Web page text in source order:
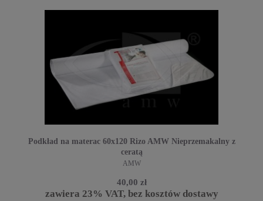
Podkład na materac 60x120 Rizo AMW Nieprzemakalny z
ceratą
AMW
40,00 zł
zawiera 23% VAT, bez kosztów dostawy